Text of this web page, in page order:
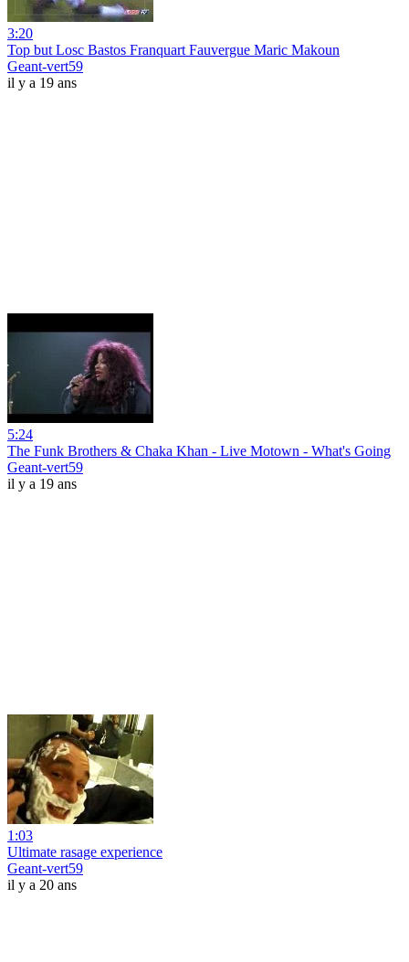
3:20
Top but Losc Bastos Franquart Fauvergue Maric Makoun
Geant-vert59
il y a 19 ans
5:24
The Funk Brothers & Chaka Khan - Live Motown - What's Going
Geant-vert59
il y a 19 ans
1:03
Ultimate rasage experience
Geant-vert59
il y a 20 ans